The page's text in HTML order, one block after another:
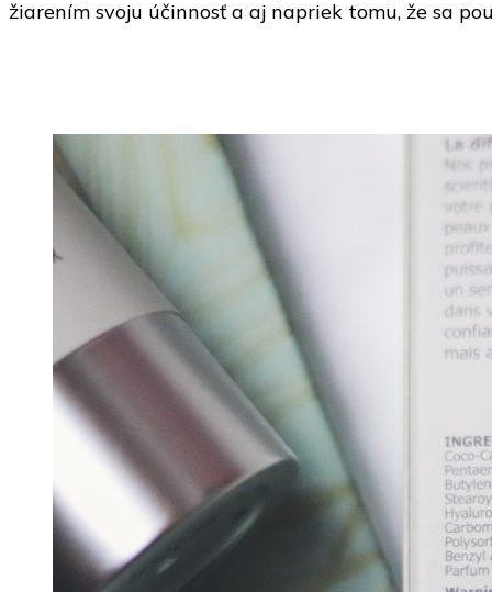
žiarením svoju účinnosť a aj napriek tomu, že sa